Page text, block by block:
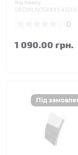
Код товару:
0
1 090.00 грн.